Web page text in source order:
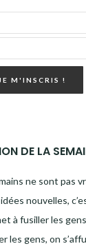
JE M'INSCRIS !
DE LA
ne sont pas
nouvelles,
à fusiller les
les gens, on